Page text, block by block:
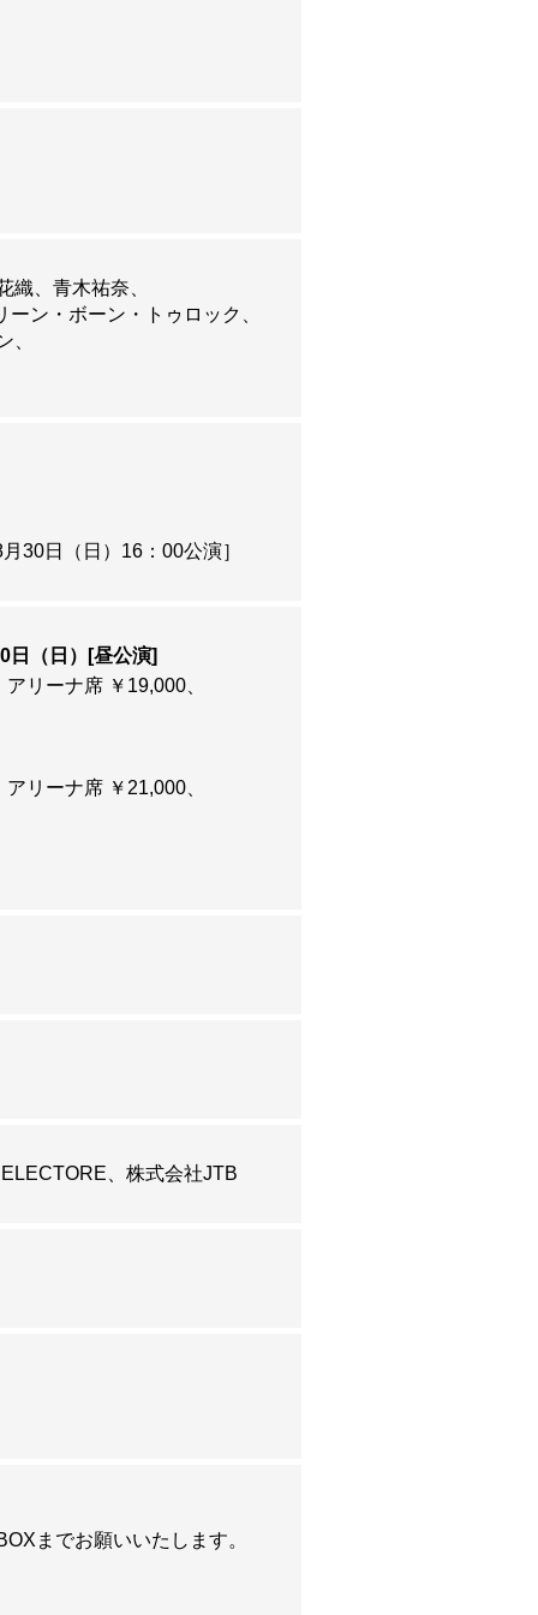
覧ください。
いたしました！
定いたしました！
織
青木祐奈
ーン・ボーン・トゥロック
月30日（日）16：00公演］
日（日）[昼公演]
アリーナ席 ￥19,000
アリーナ席 ￥21,000
ELECTORE 株式会社JTB
までお願いいたします。